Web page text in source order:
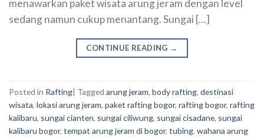
menawarkan paket wisata arung jeram dengan level
sedang namun cukup menantang. Sungai […]
CONTINUE READING →
Posted in Rafting| Tagged arung jeram, body rafting, destinasi
wisata, lokasi arung jeram, paket rafting bogor, rafting bogor, rafting
kalibaru, sungai cianten, sungai ciliwung, sungai cisadane, sungai
kalibaru bogor, tempat arung jeram di bogor, tubing, wahana arung